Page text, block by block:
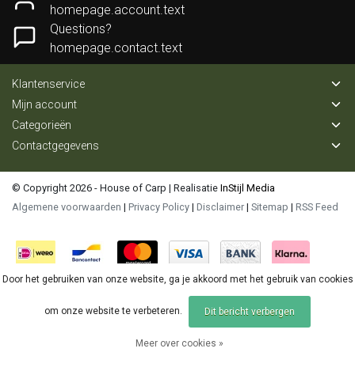
homepage.account.text
Questions?
homepage.contact.text
Klantenservice
Mijn account
Categorieën
Contactgegevens
© Copyright 2026 - House of Carp | Realisatie InStijl Media
Algemene voorwaarden | Privacy Policy | Disclaimer | Sitemap | RSS Feed
Door het gebruiken van onze website, ga je akkoord met het gebruik van cookies
om onze website te verbeteren. Dit bericht verbergen
Meer over cookies »